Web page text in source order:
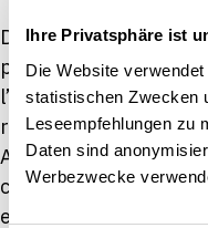
Ihre Privatsphäre ist
Die Website
statistischen Zwecken
Leseempfehlungen zu
Daten sind
Werbezwecke
Depuis le début de
prélèvent des droits
l’importation, après
reprises un
Anticipant une
conditions
entreprises,